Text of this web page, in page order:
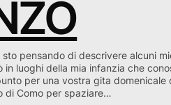
sto pensando di descrivere alcuni
in luoghi della mia infanzia che
per una vostra gita domenicale
di Como per spaziare…